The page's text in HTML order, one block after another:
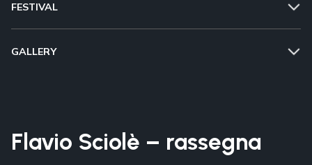
FESTIVAL
GALLERY
Flavio Sciolè – rassegna